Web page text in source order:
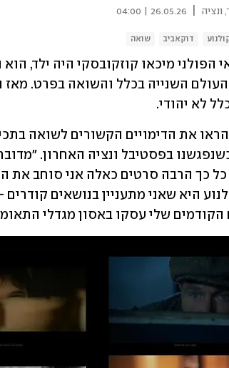
, ונציה 26.05.26 | 04:00
דוקאביב שואה
לא יהודי.
שלי עסקו באסון מגדלי